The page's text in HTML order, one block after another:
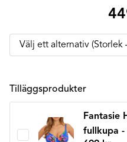
Tilläggsprodukter
Fantasie
fullkupa -